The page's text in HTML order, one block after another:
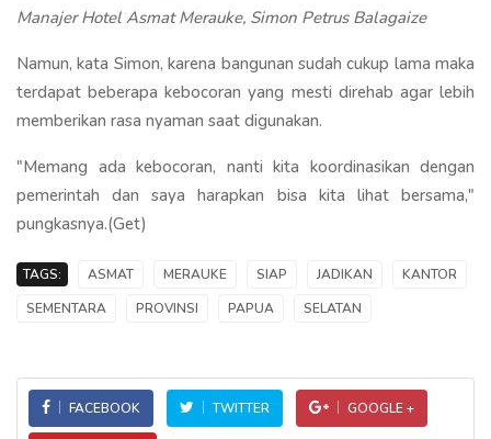
Manajer Hotel Asmat Merauke, Simon Petrus Balagaize
Namun, kata Simon, karena bangunan sudah cukup lama maka
terdapat beberapa kebocoran yang mesti direhab agar lebih
memberikan rasa nyaman saat digunakan.
"Memang ada kebocoran, nanti kita koordinasikan dengan
pemerintah dan saya harapkan bisa kita lihat bersama,"
pungkasnya.(Get)
TAGS: ASMAT MERAUKE SIAP JADIKAN
KANTOR
SEMENTARA
PROVINSI PAPUA SELATAN
FACEBOOK TWITTER GOOGLE +